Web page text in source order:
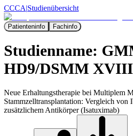
CCCA|Studienübersicht
Patienteninfo Fachinfo
Studienname:
HD9/DSMM XVIII
Neue Erhaltungstherapie bei Multiplem
Stammzelltransplantation: Vergleich von
zusätzlichem Antikörper (Isatuximab)